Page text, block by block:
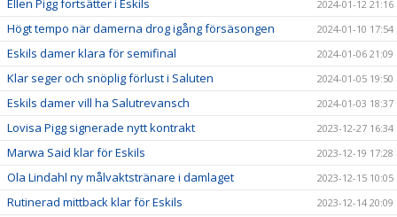
2024-01-12 21:16
Högt tempo när damerna drog igång försäsongen 2024-01-10 17:54
Eskils damer klara för semifinal 2024-01-06 21:09
Klar seger och snöplig förlust i Saluten 2024-01-05 19:50
Eskils damer vill ha Salutrevansch 2024-01-03 18:37
Lovisa Pigg signerade nytt kontrakt 2023-12-27 16:34
Marwa Said klar för Eskils 2023-12-19 17:28
Ola Lindahl ny målvaktstränare i damlaget 2023-12-15 10:05
Rutinerad mittback klar för Eskils 2023-12-14 20:09